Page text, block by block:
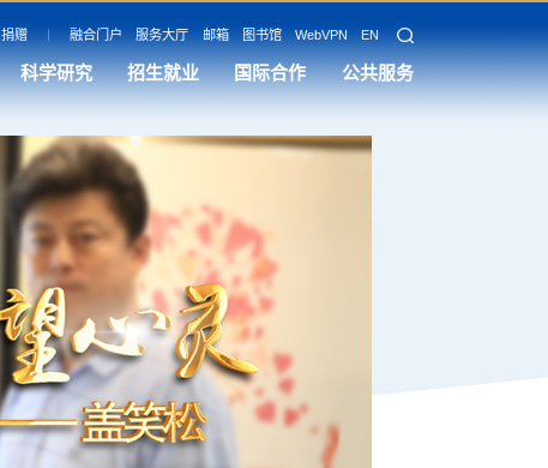
捐赠 融合门户 服务大厅 邮箱 图书馆 WebVPN EN
科学研究 招生就业 国际合作 公共服务